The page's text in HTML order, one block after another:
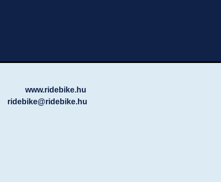
www.ridebike.hu
ridebike@ridebike.hu